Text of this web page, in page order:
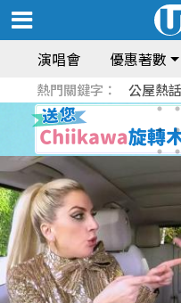
演唱會 優惠著數
熱門關鍵字： 公屋熱話